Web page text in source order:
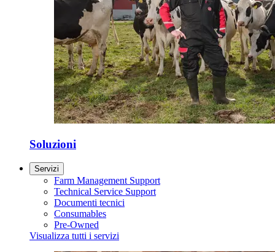
Soluzioni
Servizi
Farm Management Support
Technical Service Support
Documenti tecnici
Consumables
Pre-Owned
Visualizza tutti i servizi